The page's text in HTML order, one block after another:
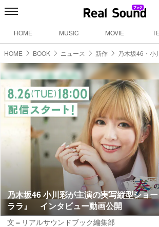
HOME MUSIC MOVIE
HOME BOOK ニュース 新作 乃木坂46・小
乃木坂46 小川彩が主演の実写縦型ショ
ララ』 インタビュー動画公開
文＝リアルサウンドブック編集部